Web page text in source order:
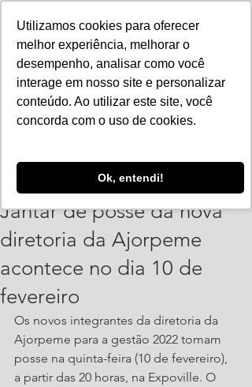
Utilizamos cookies para oferecer
melhor experiência, melhorar o
desempenho, analisar como você
interage em nosso site e personalizar
conteúdo. Ao utilizar este site, você
concorda com o uso de cookies.
Ok, entendi!
Jantar de posse da nova
diretoria da Ajorpeme
acontece no dia 10 de
fevereiro
Os novos integrantes da diretoria da
Ajorpeme para a gestão 2022 tomam
posse na quinta-feira (10 de fevereiro),
a partir das 20 horas, na Expoville. O